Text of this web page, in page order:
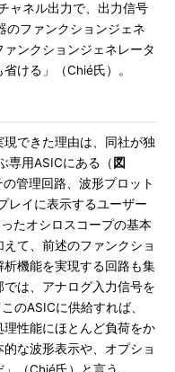
ャネル出力で、出力信号
のファンクションジェネ
ンクションジェネレータ
ける」（Chié氏）。
できた理由は、同社が独
専用ASICにある（ 図
管理回路、波形プロット
レイに表示するユーザー
たオシロスコープの基本
て、前述のファンクショ
機能を実現する回路も集
は、アナログ入力信号を
のASICに供給すれば、
理性能にほとんど負荷をか
な波形表示や、オプショ